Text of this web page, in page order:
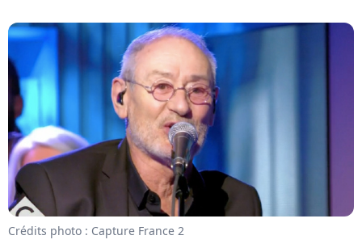
Crédits photo : Capture France 2